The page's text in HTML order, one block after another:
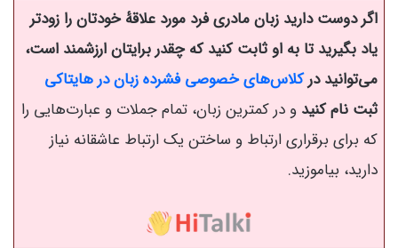
اگر دوست دارید زبان مادری فرد مورد علاقۀ خودتان را زودتر
یاد بگیرید تا به او ثابت کنید که چقدر برایتان ارزشمند است،
می‌توانید درکلاس‌های خصوصی فشرده زبان در هایتاکی
ثبت نام کنید و در کمترین زبان، تمام جملات و عبارت‌هایی را
که برای برقراری ارتباط و ساختن یک ارتباط عاشقانه نیاز
دارید، بیاموزید.